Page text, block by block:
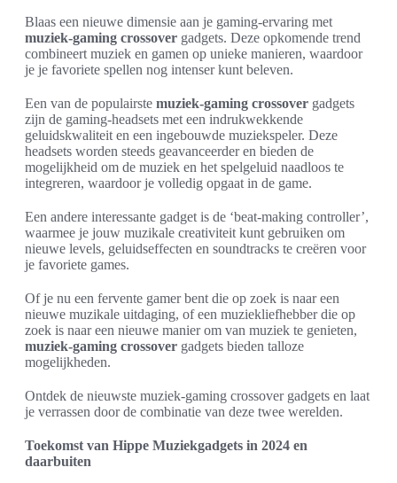
Blaas een nieuwe dimensie aan je gaming-ervaring met
muziek-gaming crossover gadgets. Deze opkomende trend
combineert muziek en gamen op unieke manieren, waardoor
je je favoriete spellen nog intenser kunt beleven.
Een van de populairste muziek-gaming crossover gadgets
zijn de gaming-headsets met een indrukwekkende
geluidskwaliteit en een ingebouwde muziekspeler. Deze
headsets worden steeds geavanceerder en bieden de
mogelijkheid om de muziek en het spelgeluid naadloos te
integreren, waardoor je volledig opgaat in de game.
Een andere interessante gadget is de ‘beat-making controller’,
waarmee je jouw muzikale creativiteit kunt gebruiken om
nieuwe levels, geluidseffecten en soundtracks te creëren voor
je favoriete games.
Of je nu een fervente gamer bent die op zoek is naar een
nieuwe muzikale uitdaging, of een muziekliefhebber die op
zoek is naar een nieuwe manier om van muziek te genieten,
muziek-gaming crossover gadgets bieden talloze
mogelijkheden.
Ontdek de nieuwste muziek-gaming crossover gadgets en laat
je verrassen door de combinatie van deze twee werelden.
Toekomst van Hippe Muziekgadgets in 2024 en
daarbuiten